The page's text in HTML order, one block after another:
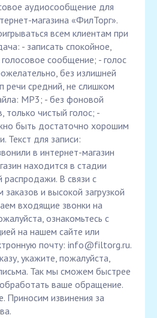
аудиосообщение для
магазина «ФилТорг».
всем клиентам при
- записать спокойное,
сообщение; - голос
без излишней
речи средний, не слишком
MP3; - без фоновой
только чистый голос; -
быть достаточно хорошим
Текст для записи:
в интернет-магазин
находится в стадии
распродажи. В связи с
и высокой загрузкой
входящие звонки на
ознакомьтесь с
на нашем сайте или
почту: info@filtorg.ru.
укажите, пожалуйста,
Так мы сможем быстрее
ваше обращение.
Приносим извинения за